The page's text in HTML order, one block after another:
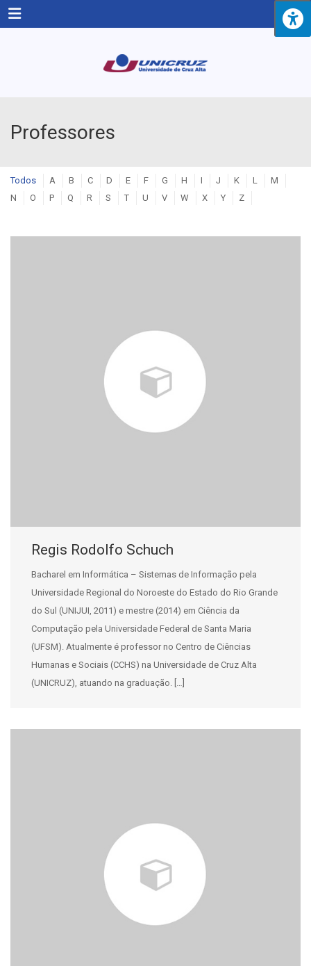
Menu
Professores
Todos A B C D E F G H I J K L
M
N
O P Q R S T U V W X Y Z
Regis Rodolfo Schuch
Bacharel em Informática – Sistemas de Informação pela
Universidade Regional do Noroeste do Estado do Rio Grande
do Sul (UNIJUI, 2011) e mestre (2014) em Ciência da
Computação pela Universidade Federal de Santa Maria
(UFSM). Atualmente é professor no Centro de Ciências
Humanas e Sociais (CCHS) na Universidade de Cruz Alta
(UNICRUZ), atuando na graduação. […]